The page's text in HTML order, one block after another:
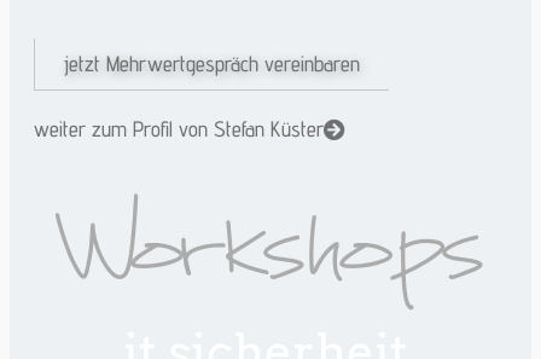
jetzt Mehrwertgespräch vereinbaren
weiter zum Profil von Stefan Küster
Workshops